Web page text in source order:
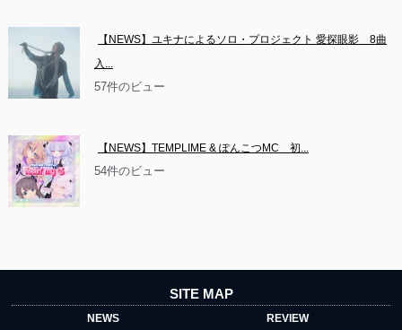
【NEWS】ユキナによるソロ・プロジェクト 愛探眼影　8曲
入...
57件のビュー
【NEWS】TEMPLIME & ぽんこつMC　初...
54件のビュー
SITE MAP
NEWS REVIEW